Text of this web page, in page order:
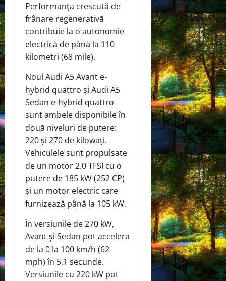
Performanța crescută de
frânare regenerativă
contribuie la o autonomie
electrică de până la 110
kilometri (68 mile).
Noul Audi A5 Avant e-
hybrid quattro și Audi A5
Sedan e-hybrid quattro
sunt ambele disponibile în
două niveluri de putere:
220 și 270 de kilowați.
Vehiculele sunt propulsate
de un motor 2.0 TFSI cu o
putere de 185 kW (252 CP)
și un motor electric care
furnizează până la 105 kW.
În versiunile de 270 kW,
Avant și Sedan pot accelera
de la 0 la 100 km/h (62
mph) în 5,1 secunde.
Versiunile cu 220 kW pot